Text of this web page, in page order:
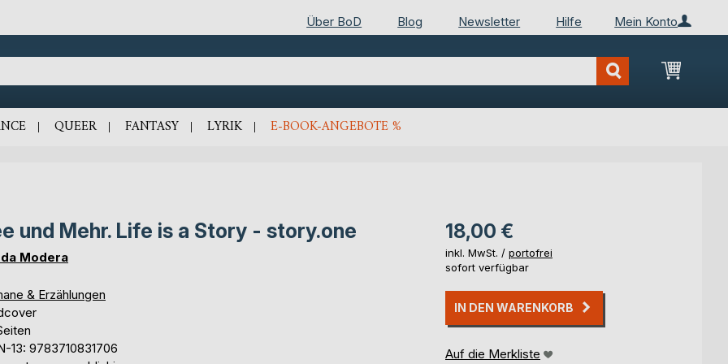
Mein Konto
Über BoD Blog Newsletter Hilfe
Mein
QUEER FANTASY LYRIK E-BOOK-ANGEBOTE %
und Mehr. Life is a Story - story.one
Modera
& Erzählungen
13: 9783710831706
18,00 €
inkl. MwSt. / portofrei
sofort verfügbar
IN DEN WARENKORB
Auf die Merkliste